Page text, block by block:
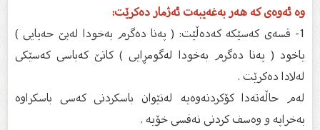
وە ئەوەی کە هەر بەغەیبەت ئەژمار دەکرێت:
1- قسەی کەسێکە کەدەڵێت: ( پەنا دەگرم بەخودا لەبێ حەیایی )
یاخود ( پەنا دەگرم بەخودا لەگومڕایی ) کاتێ کەباسی کەسێکی
لەلادا دەکرێت .
لەم حاڵەتەدا کۆکردنەوەیە لەنێوان باسکردنی کەسی باسکراوە
بەخراپە و وەسف کردنی نەفسی خۆیە .